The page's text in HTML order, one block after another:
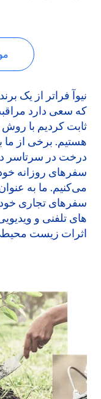
نیوآ فراتر از یک
که سعی دارد
ثابت کردیم با
هستیم. برخی از ما
درخت در سرتاسر
سفرهای روزانه
می‌کنیم. ما به
سفرهای تجاری
های تلفنی و
اثرات زیست